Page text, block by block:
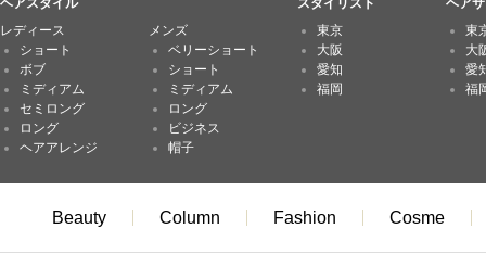
ヘアスタイル スタイリスト
ヘア
レディース
ショート
ボブ
ミディアム
セミロング
ロング
ヘアアレンジ
メンズ
ベリーショート
ショート
ミディアム
ロング
ビジネス
帽子
東京
大阪
愛知
福岡
東
大
愛
福
Beauty Column Fashion Cosme